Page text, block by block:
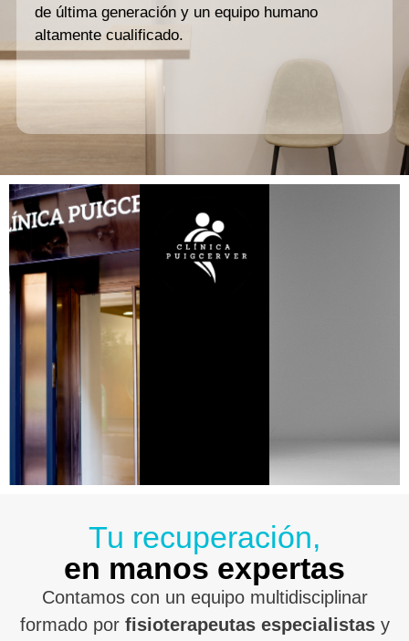
de última generación y un equipo humano
altamente cualificado.
Tu recuperación,
en manos expertas
Contamos con un equipo multidisciplinar
formado por fisioterapeutas especialistasy